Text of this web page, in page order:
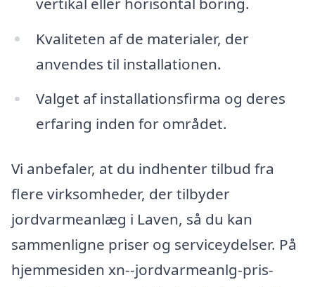
Kvaliteten af de materialer, der
anvendes til installationen.
Valget af installationsfirma og deres
erfaring inden for området.
Vi anbefaler, at du indhenter tilbud fra
flere virksomheder, der tilbyder
jordvarmeanlæg i Laven, så du kan
sammenligne priser og serviceydelser. På
hjemmesiden xn--jordvarmeanlg-pris-